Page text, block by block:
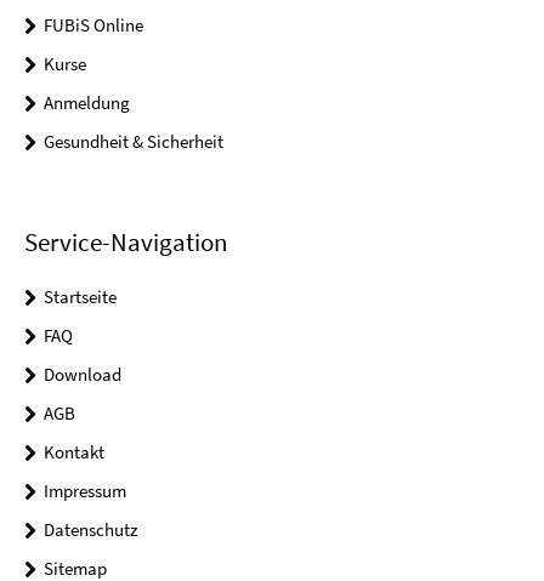
FUBiS Online
Kurse
Anmeldung
Gesundheit & Sicherheit
Service-Navigation
Startseite
FAQ
Download
AGB
Kontakt
Impressum
Datenschutz
Sitemap